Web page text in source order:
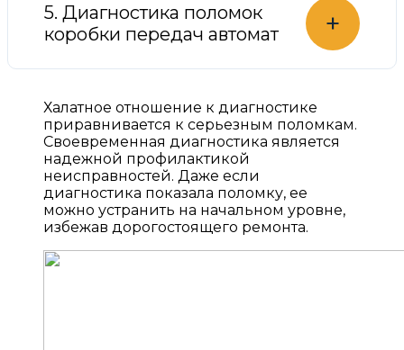
5. Диагностика поломок
коробки передач автомат
+
Халатное отношение к диагностике
приравнивается к серьезным поломкам.
Своевременная диагностика является
надежной профилактикой
неисправностей. Даже если
диагностика показала поломку, ее
можно устранить на начальном уровне,
избежав дорогостоящего ремонта.